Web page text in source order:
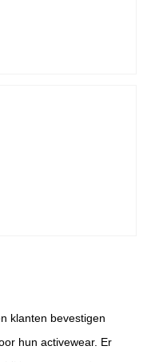
klanten bevestigen
hun activewear. Er